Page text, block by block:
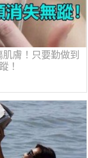
膚！只要勤做到
！